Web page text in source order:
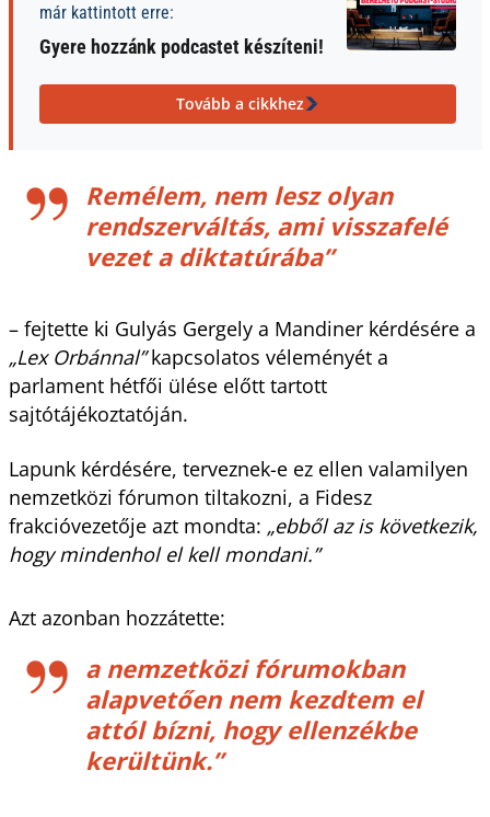
már kattintott erre:
Gyere hozzánk podcastet készíteni!
Tovább a cikkhez
Remélem, nem lesz olyan
rendszerváltás, ami visszafelé
vezet a diktatúrába”
– fejtette ki Gulyás Gergely a Mandiner kérdésére a
„Lex Orbánnal”kapcsolatos véleményét a
parlament hétfői ülése előtt tartott
sajtótájékoztatóján.
Lapunk kérdésére, terveznek-e ez ellen valamilyen
nemzetközi fórumon tiltakozni, a Fidesz
frakcióvezetője azt mondta: „ebből az is következik,
hogy mindenhol el kell mondani.”
Azt azonban hozzátette:
a nemzetközi fórumokban
alapvetően nem kezdtem el
attól bízni, hogy ellenzékbe
kerültünk.”